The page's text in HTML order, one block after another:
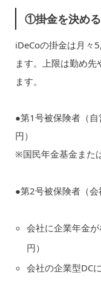
①掛金を決める
iDeCoの掛金は月々
ます。上限は勤め
ます。
●第1号被保険者（
円）
※国民年金基金また
●第2号被保険者（会
会社に企業年金
円）
会社の企業型DC